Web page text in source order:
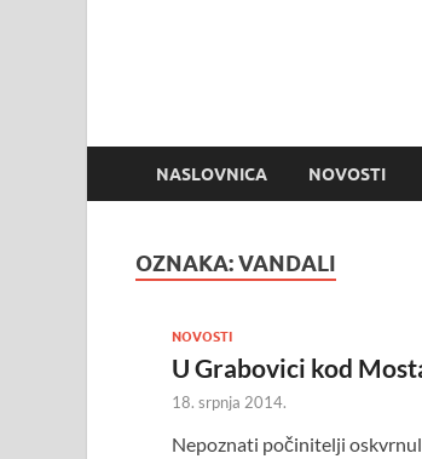
NASLOVNICA NOVOSTI
OZNAKA:VANDALI
NOVOSTI
U Grabovici kod
18. srpnja 2014.
Nepoznati počinitelji